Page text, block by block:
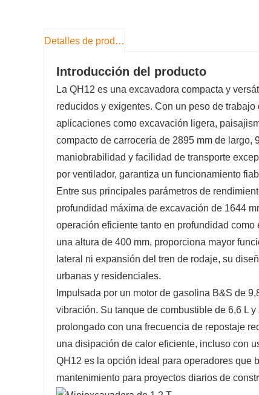
Detalles de producto
Introducción del producto
La QH12 es una excavadora compacta y
reducidos y exigentes. Con un peso de
aplicaciones como excavación ligera,
compacto de carrocería de 2895 mm de largo,
maniobrabilidad y facilidad de transporte
por ventilador, garantiza un funcionamiento
Entre sus principales parámetros de
profundidad máxima de excavación de 1644
operación eficiente tanto en profundidad
una altura de 400 mm, proporciona mayor
lateral ni expansión del tren de rodaje, su
urbanas y residenciales.
Impulsada por un motor de gasolina B&S de
vibración. Su tanque de combustible de 6,6 L
prolongado con una frecuencia de repostaje
una disipación de calor eficiente, incluso con
QH12 es la opción ideal para operadores que
mantenimiento para proyectos diarios de